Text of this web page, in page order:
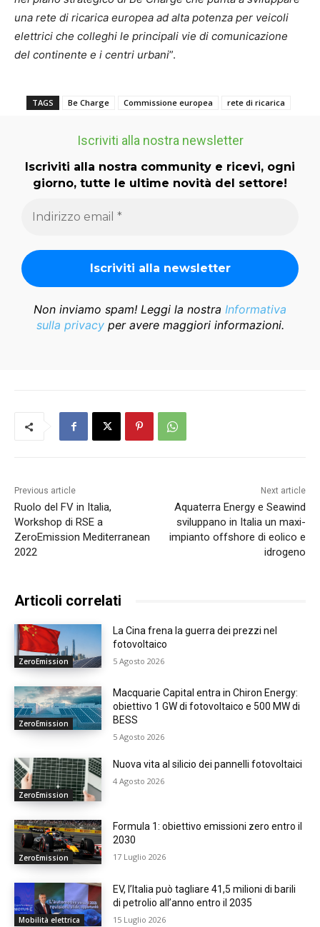
una rete di ricarica europea ad alta potenza per veicoli
elettrici che colleghi le principali vie di comunicazione
del continente e i centri urbani”.
TAGS Be Charge Commissione europea rete di ricarica
Iscriviti alla nostra newsletter
Iscriviti alla nostra community e ricevi, ogni
giorno, tutte le ultime novità del settore!
Non inviamo spam! Leggi la nostra Informativa
sulla privacyper avere maggiori informazioni.
Previous article
Ruolo del FV in Italia,
Workshop di RSE a
ZeroEmission Mediterranean
2022
Next article
Aquaterra Energy e Seawind
sviluppano in Italia un maxi-
impianto offshore di eolico e
idrogeno
Articoli correlati
ZeroEmission
La Cina frena la guerra dei prezzi nel
fotovoltaico
5 Agosto 2026
ZeroEmission
Macquarie Capital entra in Chiron Energy:
obiettivo 1 GW di fotovoltaico e 500 MW di
BESS
5 Agosto 2026
ZeroEmission
Nuova vita al silicio dei pannelli fotovoltaici
4 Agosto 2026
ZeroEmission
Formula 1: obiettivo emissioni zero entro il
2030
17 Luglio 2026
Mobilità elettrica
EV, l’Italia può tagliare 41,5 milioni di barili
di petrolio all’anno entro il 2035
15 Luglio 2026